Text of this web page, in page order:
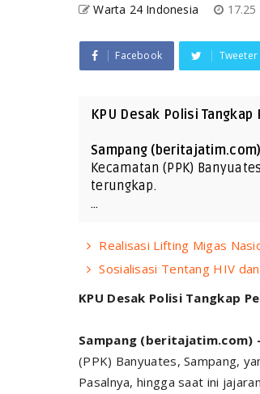
Warta 24 Indonesia 17.25
Facebook Tweeter
KPU Desak Polisi
Sampang
Kecamatan (PPK)
terungkap.
…
Realisasi Lifting Migas
Sosialisasi Tentang HIV
KPU Desak Polisi Tangkap
Sampang (beritajatim.com) -
(PPK) Banyuates, Sampang,
Pasalnya, hingga saat ini